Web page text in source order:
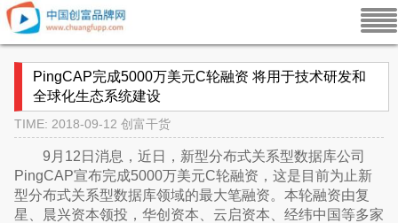
PingCAP完成5000万美元C轮融资 将用于技术研发和
全球化生态系统建设
TIME: 2018-09-12 创富干货
9月12日消息，近日，新型分布式关系型数据库公司
PingCAP宣布完成5000万美元C轮融资，这是目前为止新
型分布式关系型数据库领域的最大笔融资。本轮融资由复
星、晨兴资本领投，华创资本、云启资本、经纬中国等多家